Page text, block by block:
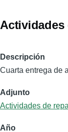
Actividades
Descripción
Cuarta entrega de
Adjunto
Actividades de
Año